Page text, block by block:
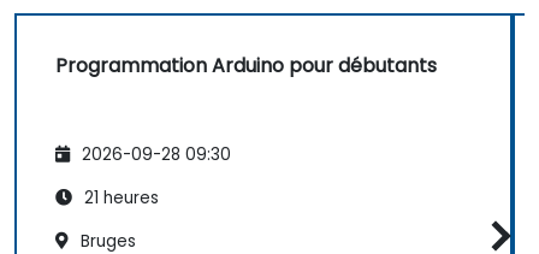
Programmation Arduino pour débutants
2026-09-28 09:30
21 heures
Bruges